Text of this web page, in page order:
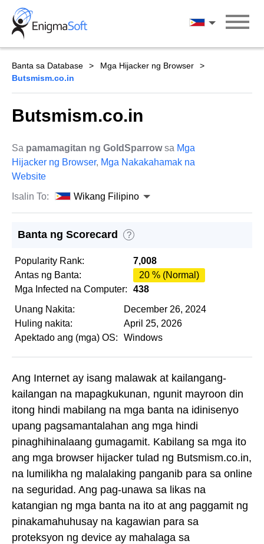
Skip
content
Wikang Filipino
Banta sa Database
Mga Hijacker ng Browser
Butsmism.co.in
Butsmism.co.in
Sa pamamagitan ng GoldSparrowsa Mga
Hijacker ng Browser, Mga Nakakahamak na
Website
Isalin To:
Wikang Filipino
Banta ng Scorecard ?
Popularity Rank:
7,008
Antas ng Banta:
20 % (Normal)
Mga Infected na Computer:
438
Unang Nakita:
December 26, 2024
Huling nakita:
April 25, 2026
Apektado ang (mga) OS:
Windows
Ang Internet ay isang malawak at kailangang-
kailangan na mapagkukunan, ngunit mayroon din
itong hindi mabilang na mga banta na idinisenyo
upang pagsamantalahan ang mga hindi
pinaghihinalaang gumagamit. Kabilang sa mga ito
ang mga browser hijacker tulad ng Butsmism.co.in,
na lumilikha ng malalaking panganib para sa online
na seguridad. Ang pag-unawa sa likas na
katangian ng mga banta na ito at ang paggamit ng
pinakamahuhusay na kagawian para sa
proteksyon ng device ay mahalaga sa